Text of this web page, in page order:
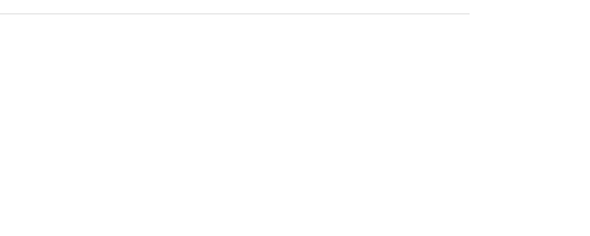
工信部备案的网站用户须前往平台备案，若